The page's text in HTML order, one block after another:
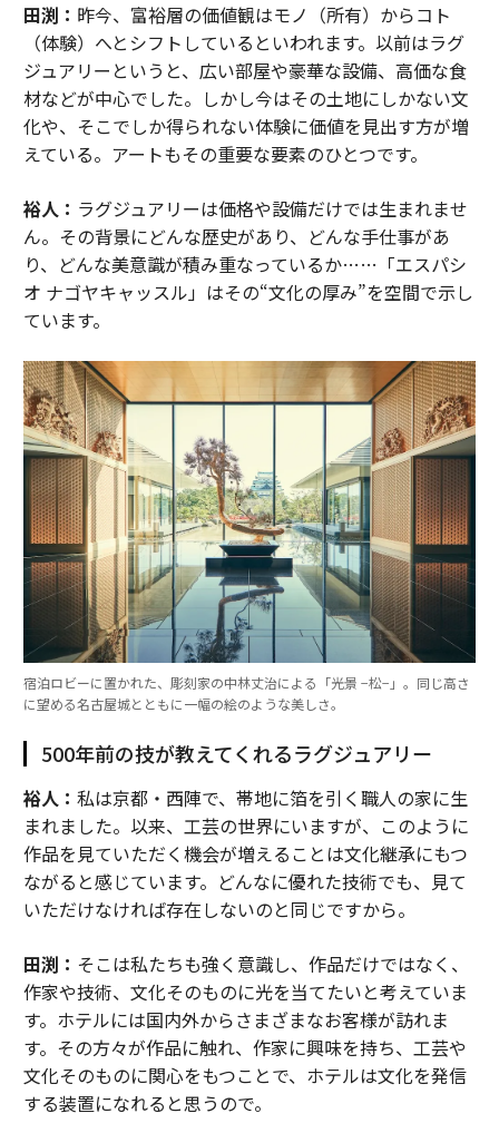
田渕： 昨今、富裕層の価値観はモノ（所有）からコト
（体験）へとシフトしているといわれます。以前はラグ
ジュアリーというと、広い部屋や豪華な設備、高価な食
材などが中心でした。しかし今はその土地にしかない文
化や、そこでしか得られない体験に価値を見出す方が増
えている。アートもその重要な要素のひとつです。
裕人： ラグジュアリーは価格や設備だけでは生まれませ
ん。その背景にどんな歴史があり、どんな手仕事があ
り、どんな美意識が積み重なっているか……「エスパシ
オ ナゴヤキャッスル」はその“文化の厚み”を空間で示し
ています。
宿泊ロビーに置かれた、彫刻家の中林丈治による「光景 −松−」。同じ高さ
に望める名古屋城とともに一幅の絵のような美しさ。
500年前の技が教えてくれるラグジュアリー
裕人： 私は京都・西陣で、帯地に箔を引く職人の家に生
まれました。以来、工芸の世界にいますが、このように
作品を見ていただく機会が増えることは文化継承にもつ
ながると感じています。どんなに優れた技術でも、見て
いただけなければ存在しないのと同じですから。
田渕： そこは私たちも強く意識し、作品だけではなく、
作家や技術、文化そのものに光を当てたいと考えていま
す。ホテルには国内外からさまざまなお客様が訪れま
す。その方々が作品に触れ、作家に興味を持ち、工芸や
文化そのものに関心をもつことで、ホテルは文化を発信
する装置になれると思うので。